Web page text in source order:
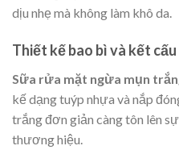
dịu nhẹ mà không làm khô da.
Thiết kế bao bì và kết cấu
Sữa rửa mặt ngừa mụn
kế dạng tuýp nhựa và nắp
trắng đơn giản càng tôn lên
thương hiệu.